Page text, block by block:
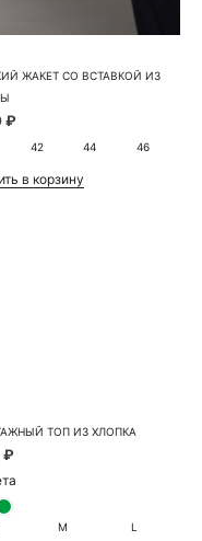
ЖАКЕТ СО ВСТАВКОЙ ИЗ
₽
42 44 46
в корзину
ТОП ИЗ ХЛОПКА
₽
M L